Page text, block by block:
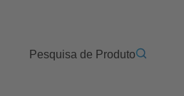
Pesquisa de Produto